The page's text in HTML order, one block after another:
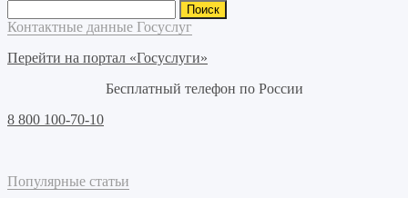
Контактные данные Госуслуг
Перейти на портал «Госуслуги»
Бесплатный телефон по России
8 800 100-70-10
Популярные статьи